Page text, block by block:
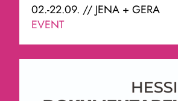
02.-22.09. // JENA + GERA
EVENT